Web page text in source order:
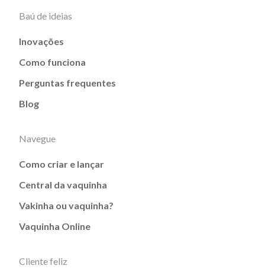
Baú de ideias
Inovações
Como funciona
Perguntas frequentes
Blog
Navegue
Como criar e lançar
Central da vaquinha
Vakinha ou vaquinha?
Vaquinha Online
Cliente feliz